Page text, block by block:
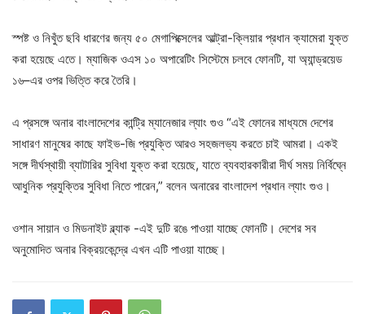
স্পষ্ট ও নিখুঁত ছবি ধারণের জন্য ৫০ মেগাপিক্সেলের আল্ট্রা-ক্লিয়ার প্রধান ক্যামেরা যুক্ত
করা হয়েছে এতে। ম্যাজিক ওএস ১০ অপারেটিং সিস্টেমে চলবে ফোনটি, যা অ্যান্ড্রয়েড
১৬–এর ওপর ভিত্তি করে তৈরি।
এ প্রসঙ্গে অনার বাংলাদেশের কান্ট্রি ম্যানেজার ল্যাং গুও “এই ফোনের মাধ্যমে দেশের
সাধারণ মানুষের কাছে ফাইভ-জি প্রযুক্তি আরও সহজলভ্য করতে চাই আমরা। একই
সঙ্গে দীর্ঘস্থায়ী ব্যাটারির সুবিধা যুক্ত করা হয়েছে, যাতে ব্যবহারকারীরা দীর্ঘ সময় নির্বিঘ্নে
আধুনিক প্রযুক্তির সুবিধা নিতে পারেন,” বলেন অনারের বাংলাদেশ প্রধান ল্যাং গুও।
ওশান সায়ান ও মিডনাইট ব্ল্যাক -এই দুটি রঙে পাওয়া যাচ্ছে ফোনটি। দেশের সব
অনুমোদিত অনার বিক্রয়কেন্দ্রে এখন এটি পাওয়া যাচ্ছে।